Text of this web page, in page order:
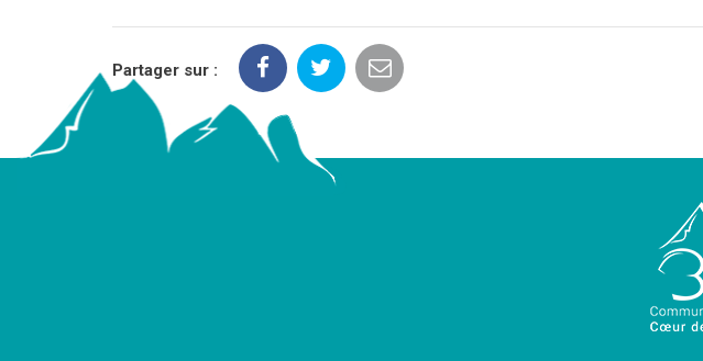
Partager sur :